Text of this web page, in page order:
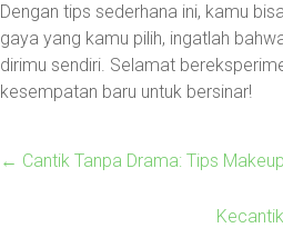
Dengan tips sederhana ini, kamu
gaya yang kamu pilih, ingatlah
dirimu sendiri. Selamat
kesempatan baru untuk bersinar!
← Cantik Tanpa Drama: Tips